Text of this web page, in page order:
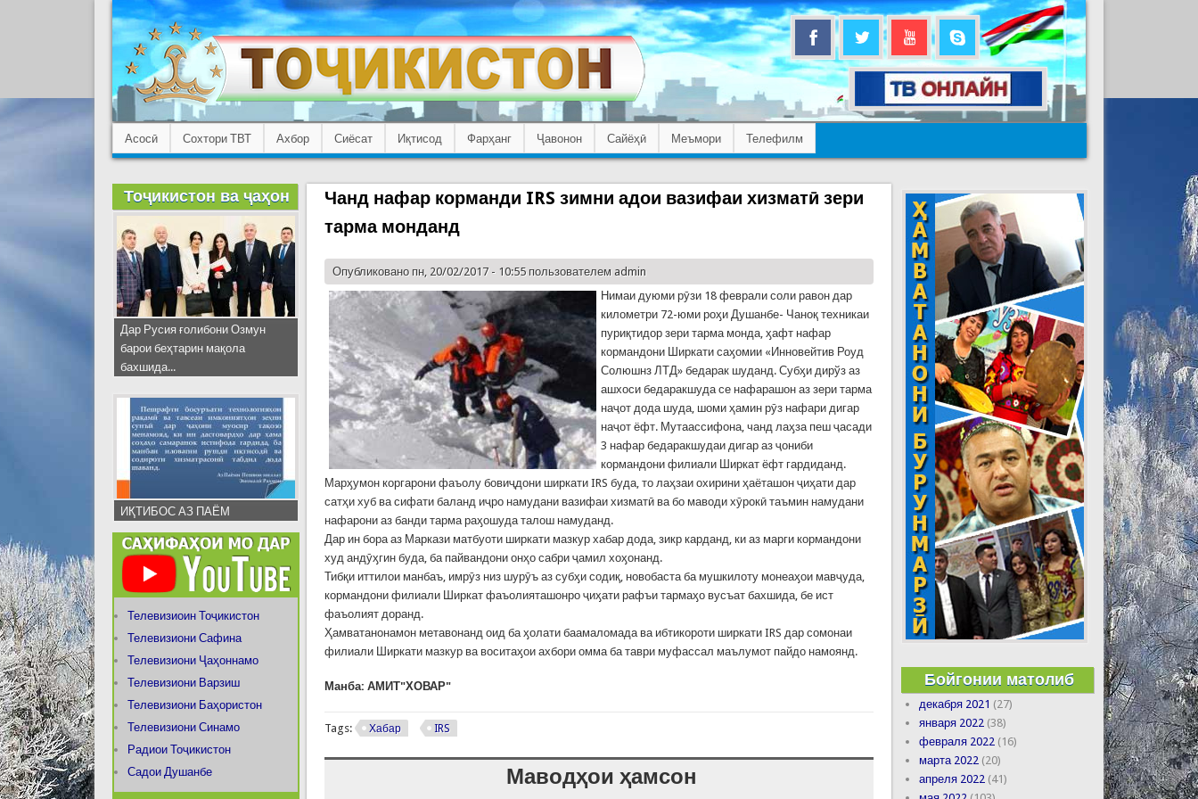
Асосӣ Сохтори ТВТ Ахбор Сиёсат Иқтисод Фарҳанг Ҷавонон Сайёҳӣ Меъмори Телефилм
Чанд нафар корманди IRS зимни адои вазифаи хизматӣ зери
тарма монданд
Опубликовано пн, 20/02/2017 - 10:55 пользователем admin
Нимаи дуюми рӯзи 18 феврали соли равон дар
километри 72-юми роӽи Душанбе- Чаноқ техникаи
пуриқтидор зери тарма монда, ӽафт нафар
кормандони Ширкати саӽомии «Инновейтив Роуд
Солюшнз ЛТД» бедарак шуданд. Субӽи дирўз аз
ашхоси бедаракшуда се нафарашон аз зери тарма
наҷот дода шуда, шоми ҳамин рӯз нафари дигар
наҷот ёфт. Мутаассифона, чанд лаӽза пеш ҷасади
3 нафар бедаракшудаи дигар аз ҷониби
кормандони филиали Ширкат ёфт гардиданд.
Марӽумон коргарони фаъолу бовиҷдони ширкати IRS буда, то лаҳзаи охирини ҳаёташон ҷиҳати дар
сатҳи хуб ва сифати баланд иҷро намудани вазифаи хизматӣ ва бо маводи хӯрокӣ таъмин намудани
нафарони аз банди тарма раӽошуда талош намуданд.
Дар ин бора аз Маркази матбуоти ширкати мазкур хабар дода, зикр карданд, ки аз марги кормандони
худ андӯӽгин буда, ба пайвандони онҳо сабри ҷамил хоӽонанд.
Тибқи иттилои манбаъ, имрӯз низ шурӯъ аз субӽи содиқ, новобаста ба мушкилоту монеаӽои мавҷуда,
кормандони филиали Ширкат фаъолияташонро ҷиӽати рафъи тармаӽо вусъат бахшида, бе ист
фаъолият доранд.
Ҳамватанонамон метавонанд оид ба ӽолати баамаломада ва ибтикороти ширкати IRS дар сомонаи
филиали Ширкати мазкур ва воситаӽои ахбори омма ба таври муфассал маълумот пайдо намоянд.
Манба: АМИТ"ХОВАР"
Tags: Хабар IRS
Маводҳои ҳамсон
Тоҷикистон ва ҷаҳон
Дар Русия ғолибони Озмун
барои беҳтарин мақола
бахшида...
ИҚТИБОС АЗ ПАЁМ
Телевизиоин Тоҷикистон
Телевизиони Сафина
Телевизиони Ҷаҳоннамо
Телевизиони Варзиш
Телевизиони Баҳористон
Телевизиони Синамо
Радиои Тоҷикистон
Садои Душанбе
Бойгонии матолиб
декабря 2021 (27)
января 2022 (38)
февраля 2022 (16)
марта 2022 (20)
апреля 2022 (41)